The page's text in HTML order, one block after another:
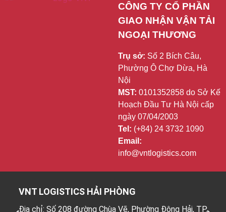
CÔNG TY CỔ PHẦN
GIAO NHẬN VẬN TẢI
NGOẠI THƯƠNG
Trụ sở: Số 2 Bích Câu,
Phường Ô Chợ Dừa, Hà
Nội
MST: 0101352858 do Sở Kế
Hoạch Đầu Tư Hà Nội cấp
ngày 07/04/2003
Tel: (+84) 24 3732 1090
Email:
info@vntlogistics.com
VNT LOGISTICS HẢI PHÒNG
Địa chỉ: Số 208 đường Chùa Vẽ, Phường Đông Hải, TP.